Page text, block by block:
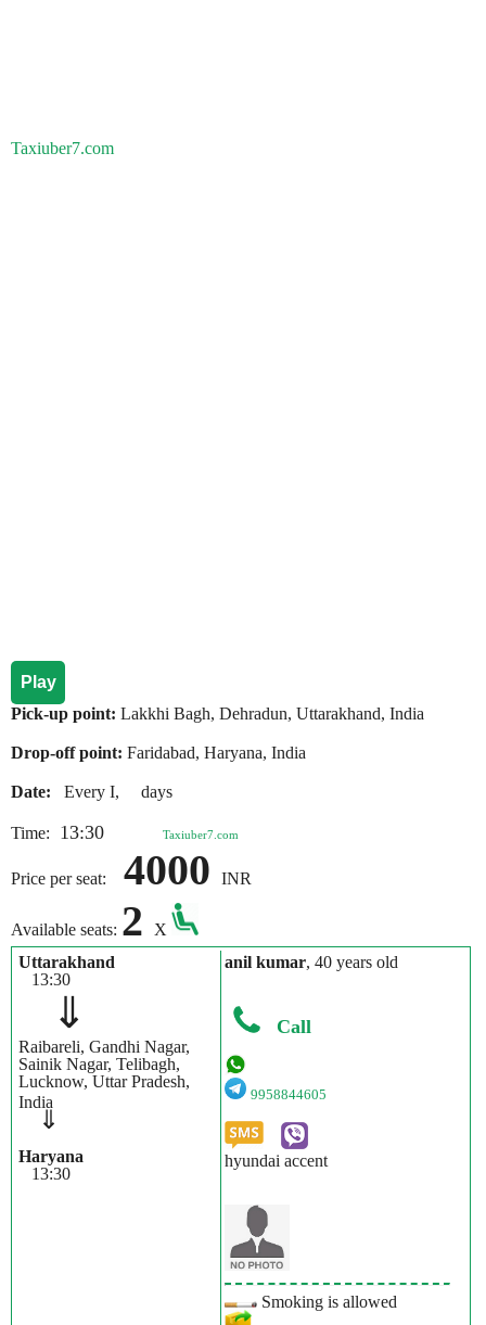
Taxiuber7.com
Play
Pick-up point: Lakkhi Bagh, Dehradun, Uttarakhand, India
Drop-off point: Faridabad, Haryana, India
Date: Every I, days
Time: 13:30 Taxiuber7.com
Price per seat: 4000 INR
Available seats: 2
X
Uttarakhand
13:30
⇓
Raibareli, Gandhi Nagar,
Sainik Nagar, Telibagh,
Lucknow, Uttar Pradesh,
India
⇓
Haryana
13:30
anil kumar, 40 years old
Call
9958844605
hyundai accent
Smoking is allowed